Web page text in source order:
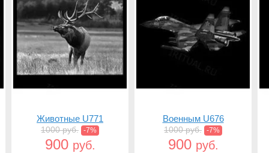
Животные U771
1000 руб. -7%
900 руб.
Военным U676
1000 руб. -7%
900 руб.